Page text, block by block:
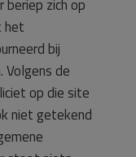
beriep zich op
het
bij
Volgens de
op die site
niet getekend